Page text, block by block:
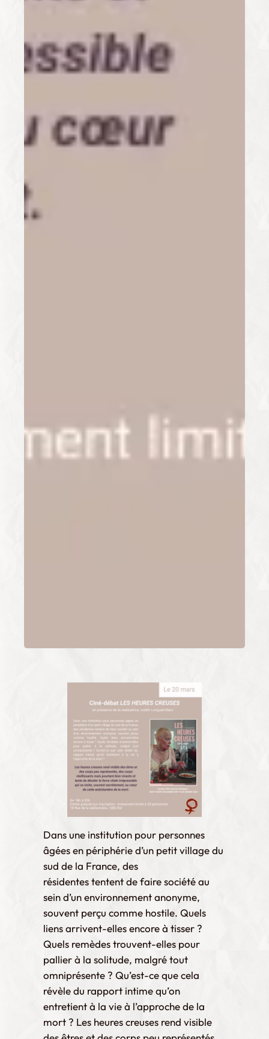
Dans une institution pour personnes
âgées en périphérie d’un petit village du
sud de la France, des
résidentes tentent de faire société au
sein d’un environnement anonyme,
souvent perçu comme hostile. Quels
liens arrivent-elles encore à tisser ?
Quels remèdes trouvent-elles pour
pallier à la solitude, malgré tout
omniprésente ? Qu’est-ce que cela
révèle du rapport intime qu’on
entretient à la vie à l’approche de la
mort ? Les heures creuses rend visible